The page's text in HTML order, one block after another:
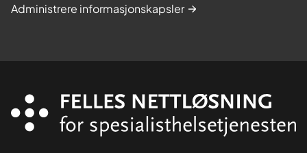
Administrere informasjonskapsler